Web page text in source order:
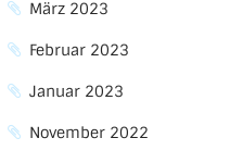
März 2023
Februar 2023
Januar 2023
November 2022